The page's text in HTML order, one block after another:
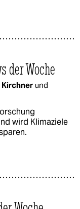
der Woche
Kirchner und
wird Klimaziele